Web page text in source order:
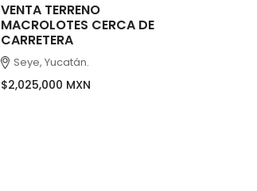
VENTA TERRENO
MACROLOTES CERCA DE
CARRETERA
Seye, Yucatán.
$2,025,000 MXN